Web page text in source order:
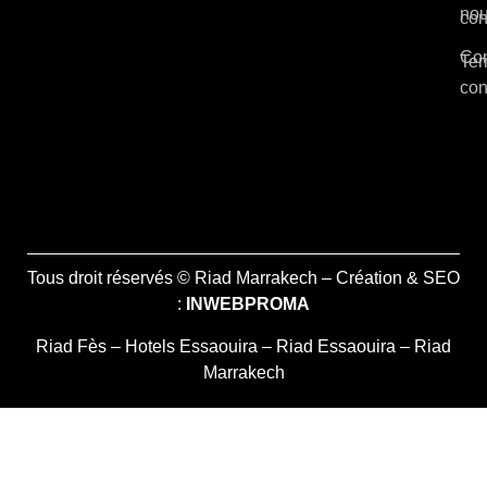
Tous droit réservés © Riad Marrakech – Création & SEO
:
INWEBPROMA
Riad Fès – Hotels Essaouira – Riad Essaouira – Riad
Marrakech